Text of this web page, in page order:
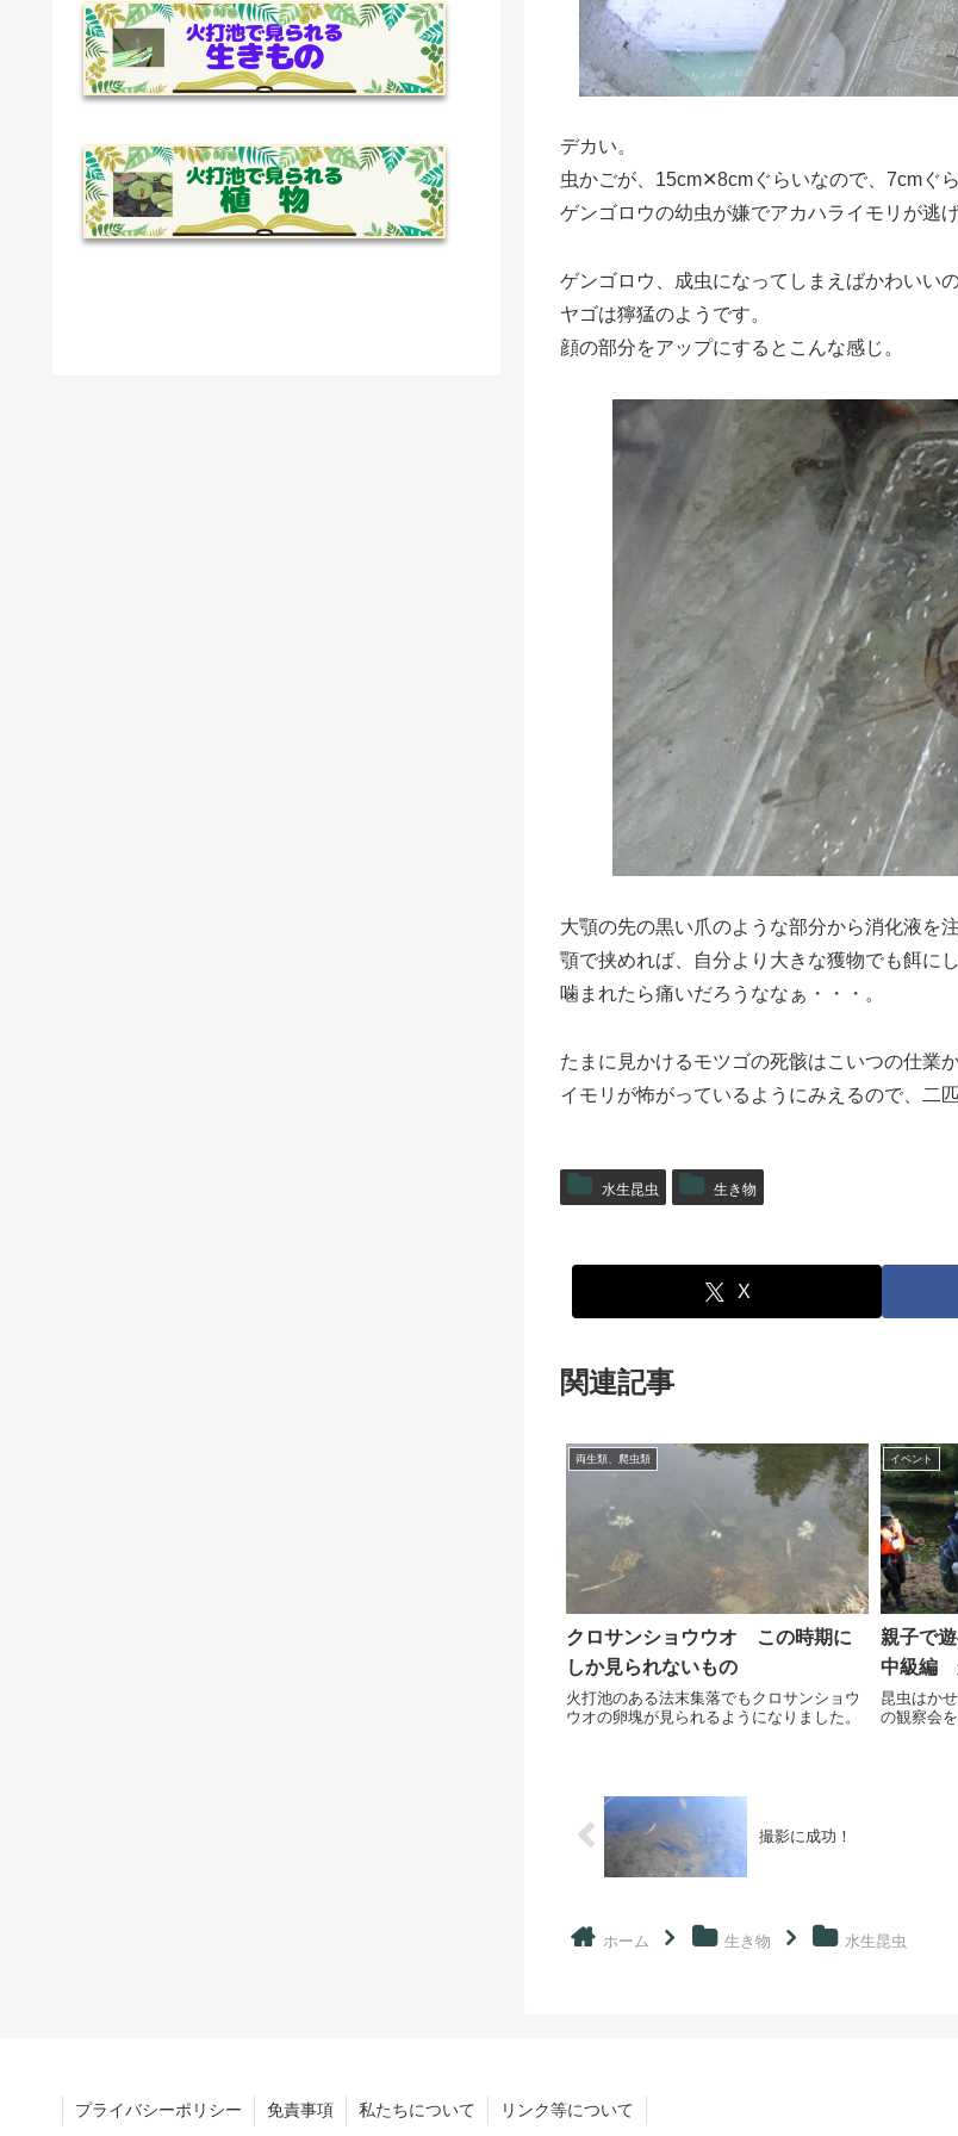
デカい。
虫かごが、15cm✕8cmぐらいなので、7cmぐ
ゲンゴロウの幼虫が嫌でアカハライモリが逃
ゲンゴロウ、成虫になってしまえばかわいいの
ヤゴは獰猛のようです。
顔の部分をアップにするとこんな感じ。
大顎の先の黒い爪のような部分から消化液を
顎で挟めれば、自分より大きな獲物でも餌に
噛まれたら痛いだろうななぁ・・・。
たまに見かけるモツゴの死骸はこいつの仕業か
イモリが怖がっているようにみえるので、二
水生昆虫 生き物
X
関連記事
両生類、爬虫類
クロサンショウウオ この時期に
しか見られないもの
火打池のある法末集落でもクロサンショウ
ウオの卵塊が見られるようになりました。
イベント
親子で
中級編
昆虫はか
の観察会
撮影に成功！
ホーム 生き物 水生昆虫
プライバシーポリシー 免責事項 私たちについて リンク等について